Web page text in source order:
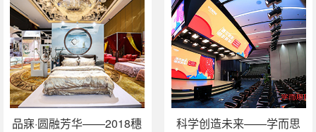
品寐·圆融芳华——2018穗
科学创造未来——学而思